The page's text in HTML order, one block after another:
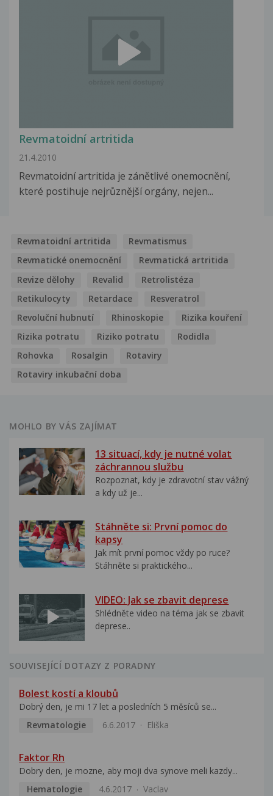
Revmatoidní artritida
21.4.2010
Revmatoidní artritida je zánětlivé onemocnění,
které postihuje nejrůznější orgány, nejen...
Revmatoidní artritida
Revmatismus
Revmatické onemocnění
Revmatická artritida
Revize dělohy
Revalid
Retrolistéza
Retikulocyty
Retardace
Resveratrol
Revoluční hubnutí
Rhinoskopie
Rizika kouření
Rizika potratu
Riziko potratu
Rodidla
Rohovka
Rosalgin
Rotaviry
Rotaviry inkubační doba
MOHLO BY VÁS ZAJÍMAT
13 situací, kdy je nutné volat
záchrannou službu
Rozpoznat, kdy je zdravotní stav vážný
a kdy už je...
Stáhněte si: První pomoc do
kapsy
Jak mít první pomoc vždy po ruce?
Stáhněte si praktického...
VIDEO: Jak se zbavit deprese
Shlédněte video na téma jak se zbavit
deprese..
SOUVISEJÍCÍ DOTAZY Z PORADNY
Bolest kostí a kloubů
Dobrý den, je mi 17 let a posledních 5 měsíců se...
Revmatologie
6.6.2017 Eliška
Faktor Rh
Dobry den, je mozne, aby moji dva synove meli kazdy...
Hematologie
4.6.2017 Vaclav